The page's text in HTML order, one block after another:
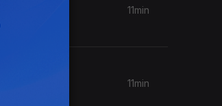
11min
11min